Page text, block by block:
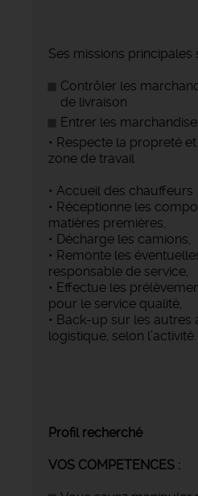
Ses missions principales
Contrôler les
de livraison
Entrer les
• Respecte la propreté
zone de travail
• Accueil des chauffeurs
• Réceptionne les
matières premières,
• Décharge les camions,
• Remonte les
responsable de service,
• Effectue les
pour le service qualité,
• Back-up sur les autres
logistique, selon l’activité.
Profil recherché
VOS COMPETENCES :